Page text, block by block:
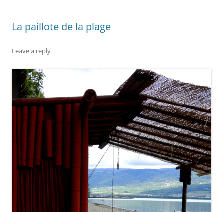
La paillote de la plage
Leave a reply